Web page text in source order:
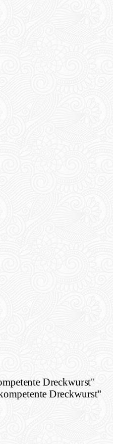
Dreckwurst"
Dreckwurst"